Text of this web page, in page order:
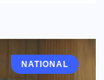
NATIONAL